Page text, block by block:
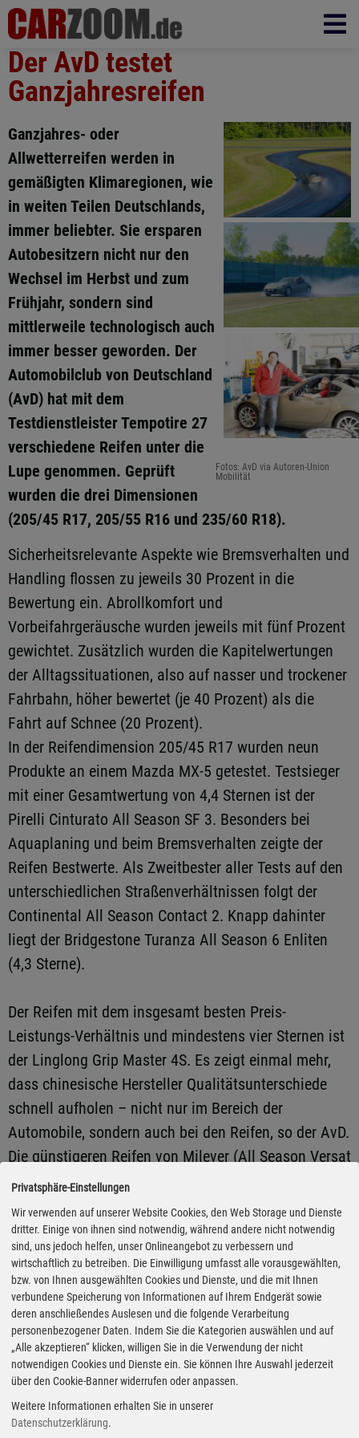
Der AvD testet
Ganzjahresreifen
Fotos: AvD via Autoren-Union
Mobilität
Ganzjahres- oder
Allwetterreifen werden in
gemäßigten Klimaregionen, wie
in weiten Teilen Deutschlands,
immer beliebter. Sie ersparen
Autobesitzern nicht nur den
Wechsel im Herbst und zum
Frühjahr, sondern sind
mittlerweile technologisch auch
immer besser geworden. Der
Automobilclub von Deutschland
(AvD) hat mit dem
Testdienstleister Tempotire 27
verschiedene Reifen unter die
Lupe genommen. Geprüft
wurden die drei Dimensionen
(205/45 R17, 205/55 R16 und 235/60 R18).
Sicherheitsrelevante Aspekte wie Bremsverhalten und
Handling flossen zu jeweils 30 Prozent in die
Bewertung ein. Abrollkomfort und
Vorbeifahrgeräusche wurden jeweils mit fünf Prozent
gewichtet. Zusätzlich wurden die Kapitelwertungen
der Alltagssituationen, also auf nasser und trockener
Fahrbahn, höher bewertet (je 40 Prozent) als die
Fahrt auf Schnee (20 Prozent).
In der Reifendimension 205/45 R17 wurden neun
Produkte an einem Mazda MX-5 getestet. Testsieger
mit einer Gesamtwertung von 4,4 Sternen ist der
Pirelli Cinturato All Season SF 3. Besonders bei
Aquaplaning und beim Bremsverhalten zeigte der
Reifen Bestwerte. Als Zweitbester aller Tests auf den
unterschiedlichen Straßenverhältnissen folgt der
Continental All Season Contact 2. Knapp dahinter
liegt der Bridgestone Turanza All Season 6 Enliten
(4,3 Sterne).
Der Reifen mit dem insgesamt besten Preis-
Leistungs-Verhältnis und mindestens vier Sternen ist
der Linglong Grip Master 4S. Es zeigt einmal mehr,
dass chinesische Hersteller Qualitätsunterschiede
schnell aufholen – nicht nur im Bereich der
Automobile, sondern auch bei den Reifen, so der AvD.
Die günstigeren Reifen von Milever (All Season Versat
MC545) und Tomket (Allyear 3) haben hingegen beim
Handling und vor allem beim Bremsverhalten auf
nasser Fahrbahn oft nicht gut abgeschnitten und
sind daher nicht zu empfehlen.
In der Dimension 205/55 R16 wurden zehn Produkte
getestet. Am besten schnitt der Continental All
Season Contact 2 ab, der sowohl auf trockenem als
auch nassem Untergrund mit 4,5 Sternen aller
Prüfkanidaten den Höchstwert einfährt. Auf dem
geteilten zweiten Platz landen Bridgestone Turanza
Privatsphäre-Einstellungen
Wir verwenden auf unserer Website Cookies, den Web Storage und Dienste
dritter. Einige von ihnen sind notwendig, während andere nicht notwendig
sind, uns jedoch helfen, unser Onlineangebot zu verbessern und
wirtschaftlich zu betreiben. Die Einwilligung umfasst alle vorausgewählten,
bzw. von Ihnen ausgewählten Cookies und Dienste, und die mit Ihnen
verbundene Speicherung von Informationen auf Ihrem Endgerät sowie
deren anschließendes Auslesen und die folgende Verarbeitung
personenbezogener Daten. Indem Sie die Kategorien auswählen und auf
„Alle akzeptieren“ klicken, willigen Sie in die Verwendung der nicht
notwendigen Cookies und Dienste ein. Sie können Ihre Auswahl jederzeit
über den Cookie-Banner widerrufen oder anpassen.
Weitere Informationen erhalten Sie in unserer
Datenschutzerklärung.